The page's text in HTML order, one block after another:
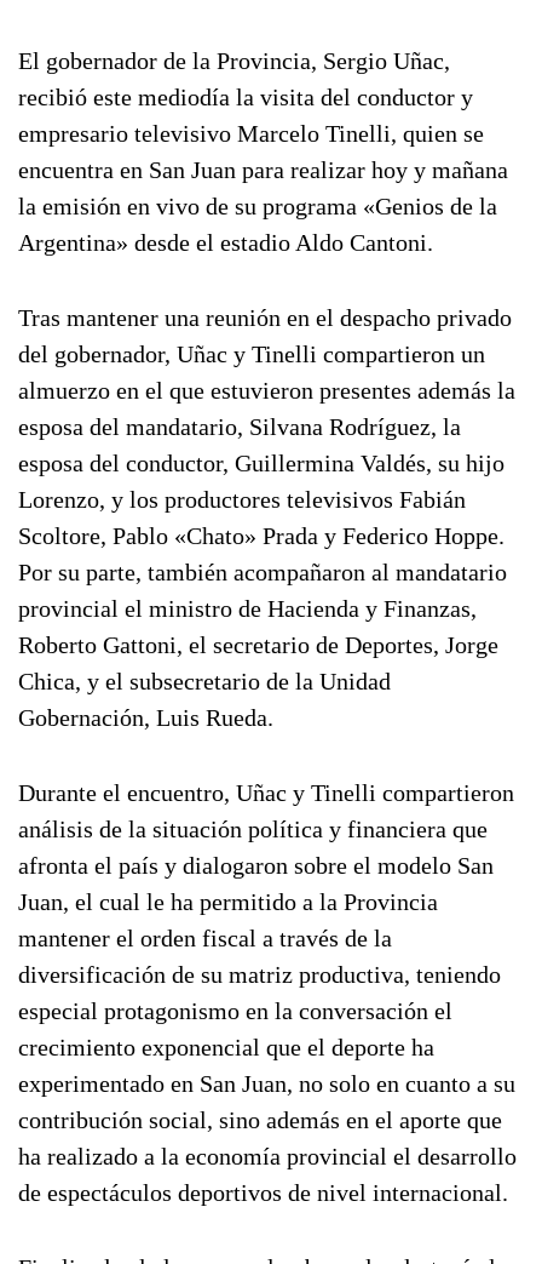
El gobernador de la Provincia, Sergio Uñac,
recibió este mediodía la visita del conductor y
empresario televisivo Marcelo Tinelli, quien se
encuentra en San Juan para realizar hoy y mañana
la emisión en vivo de su programa «Genios de la
Argentina» desde el estadio Aldo Cantoni.
Tras mantener una reunión en el despacho privado
del gobernador, Uñac y Tinelli compartieron un
almuerzo en el que estuvieron presentes además la
esposa del mandatario, Silvana Rodríguez, la
esposa del conductor, Guillermina Valdés, su hijo
Lorenzo, y los productores televisivos Fabián
Scoltore, Pablo «Chato» Prada y Federico Hoppe.
Por su parte, también acompañaron al mandatario
provincial el ministro de Hacienda y Finanzas,
Roberto Gattoni, el secretario de Deportes, Jorge
Chica, y el subsecretario de la Unidad
Gobernación, Luis Rueda.
Durante el encuentro, Uñac y Tinelli compartieron
análisis de la situación política y financiera que
afronta el país y dialogaron sobre el modelo San
Juan, el cual le ha permitido a la Provincia
mantener el orden fiscal a través de la
diversificación de su matriz productiva, teniendo
especial protagonismo en la conversación el
crecimiento exponencial que el deporte ha
experimentado en San Juan, no solo en cuanto a su
contribución social, sino además en el aporte que
ha realizado a la economía provincial el desarrollo
de espectáculos deportivos de nivel internacional.